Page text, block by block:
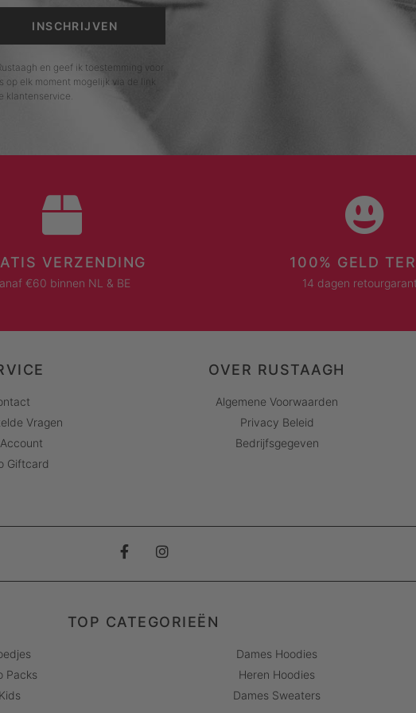
INSCHRIJVEN
en geef ik toestemming voor
elk moment mogelijk via de link
klantenservice.
VERZENDING
€60 binnen NL & BE
100% GELD
14 dagen
Vragen
Giftcard
OVER RUSTAAGH
Algemene Voorwaarden
Privacy Beleid
Bedrijfsgegeven
TOP CATEGORIEËN
Packs
Kids
Dames Hoodies
Heren Hoodies
Dames Sweaters